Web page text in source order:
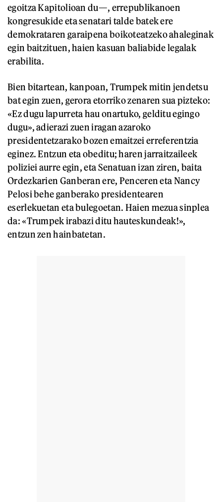
egoitza Kapitolioan du—, errepublikanoen
kongresukide eta senatari talde batek ere
demokrataren garaipena boikoteatzeko ahaleginak
egin baitzituen, haien kasuan baliabide legalak
erabilita.
Bien bitartean, kanpoan, Trumpek mitin jendetsu
bat egin zuen, gerora etorriko zenaren sua pizteko:
«Ez dugu lapurreta hau onartuko, gelditu egingo
dugu», adierazi zuen iragan azaroko
presidentetzarako bozen emaitzei erreferentzia
eginez. Entzun eta obeditu; haren jarraitzaileek
poliziei aurre egin, eta Senatuan izan ziren, baita
Ordezkarien Ganberan ere, Penceren eta Nancy
Pelosi behe ganberako presidentearen
eserlekuetan eta bulegoetan. Haien mezua sinplea
da: «Trumpek irabazi ditu hauteskundeak!»,
entzun zen hainbatetan.